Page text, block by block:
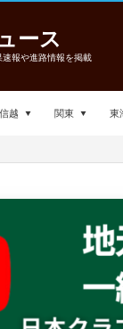
ース
報や進路情報を掲載
越 関東 東